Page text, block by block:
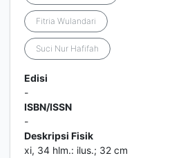
Fitria Wulandari
Suci Nur Hafifah
Edisi
-
ISBN/ISSN
-
Deskripsi Fisik
xi, 34 hlm.: ilus.; 32 cm